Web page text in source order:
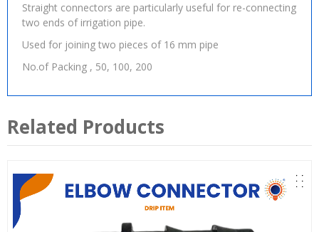
Straight connectors are particularly useful for re-connecting
two ends of irrigation pipe.
Used for joining two pieces of 16 mm pipe
No.of Packing , 50, 100, 200
Related Products